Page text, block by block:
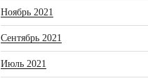
Ноябрь 2021
Сентябрь 2021
Июль 2021